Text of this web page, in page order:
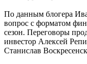
По данным блогера
вопрос с форматом
сезон. Переговоры
инвестор Алексей
Станислав